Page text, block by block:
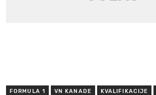
FORMULA 1 VN KANADE KVALIFIKACIJE